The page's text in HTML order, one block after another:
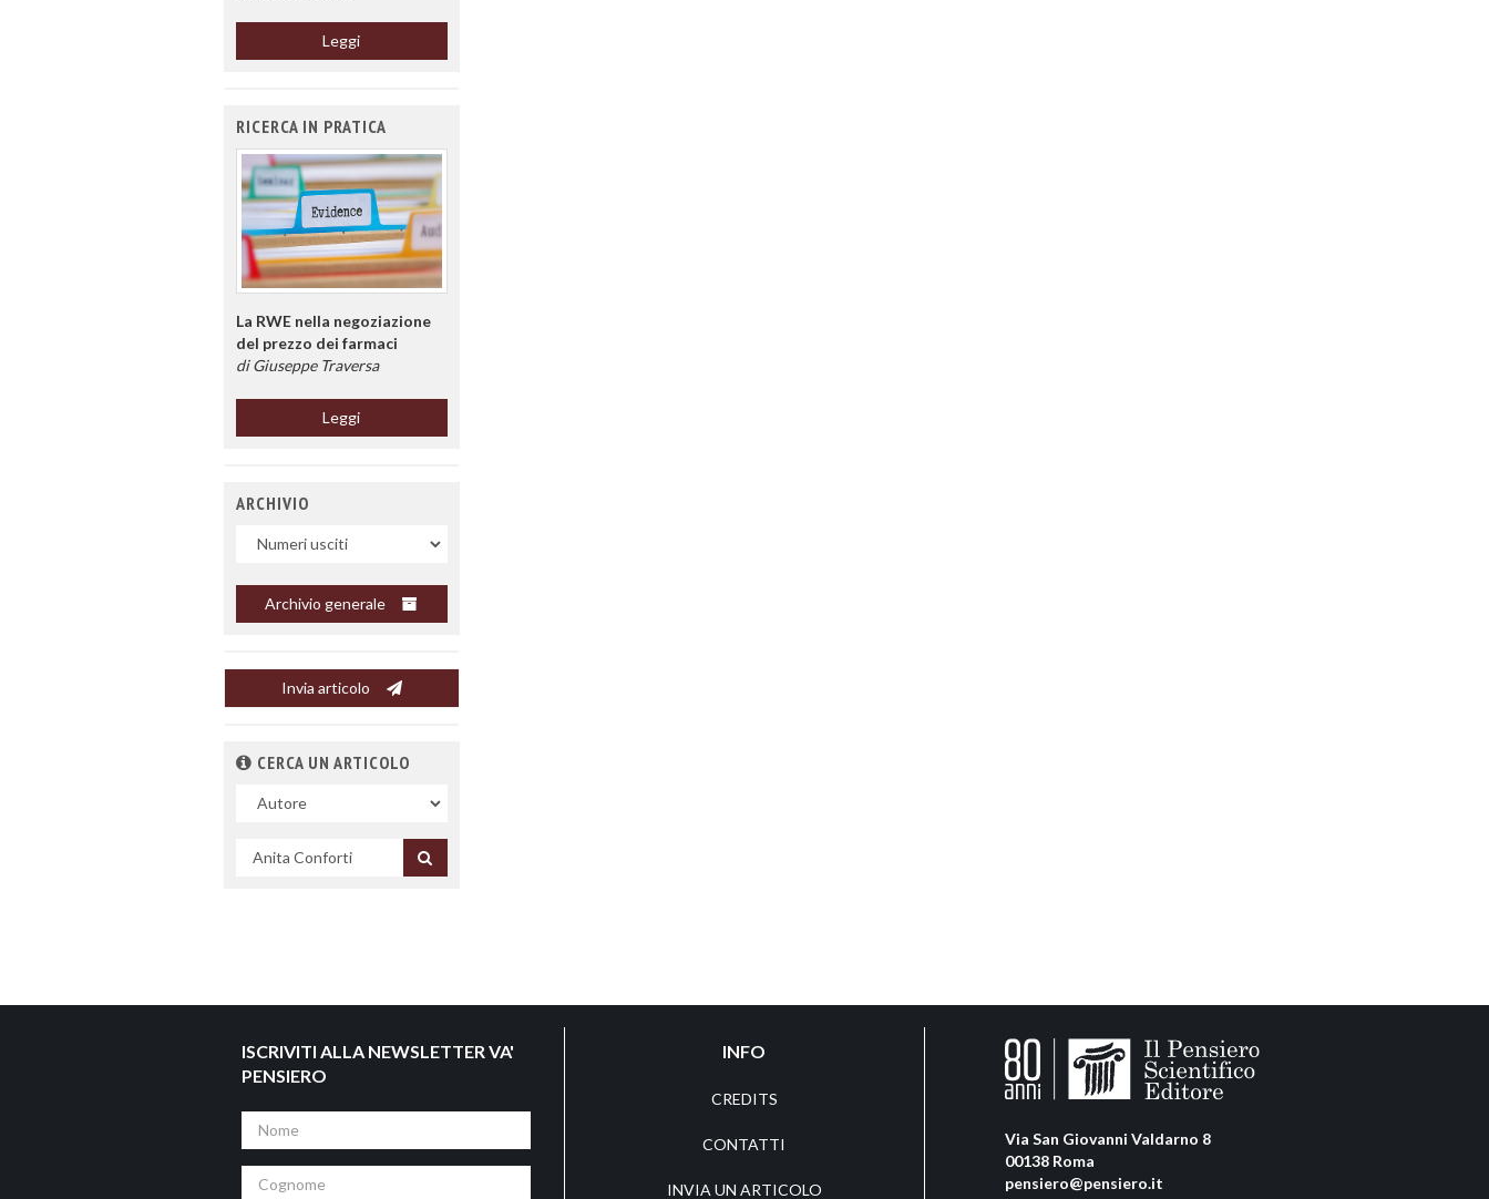
Leggi
RICERCA IN PRATICA
La RWE nella negoziazione
del prezzo dei farmaci
di Giuseppe Traversa
Leggi
ARCHIVIO
Uscite
Archivio generale
Invia articolo
CERCA UN ARTICOLO
Cerca
ISCRIVITI ALLA NEWSLETTER VA'
PENSIERO
Nome
Cognome
INFO
CREDITS
CONTATTI
INVIA UN ARTICOLO
Via San Giovanni Valdarno 8
00138 Roma
pensiero@pensiero.it